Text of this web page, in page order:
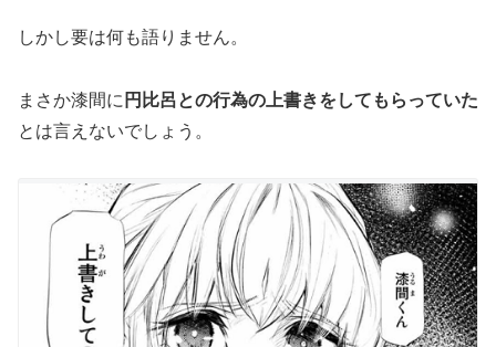
しかし要は何も語りません。
まさか漆間に 円比呂との行為の上書きをしてもらっていた
とは言えないでしょう。